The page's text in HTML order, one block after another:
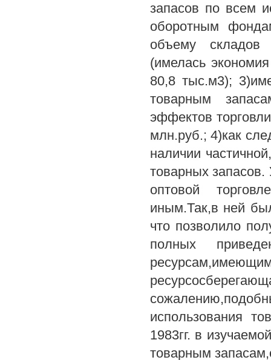
запасов по всем
оборотным
объему складов
(имелась
80,8 тыс.м3);
товарным
эффектов
млн.руб.; 4)как
наличии
товарных запасов.
оптовой
иным.Так,в ней
что позволило
полных
использования
1983гг. в
товарным